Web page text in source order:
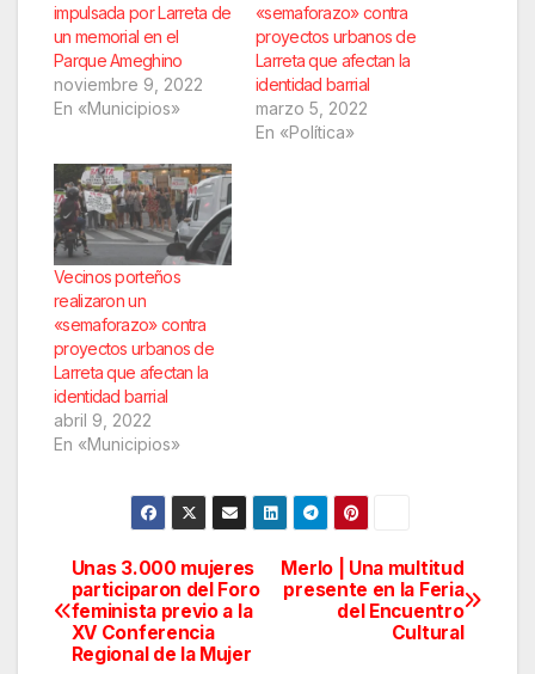
impulsada por Larreta de
un memorial en el
Parque Ameghino
noviembre 9, 2022
En «Municipios»
«semaforazo» contra
proyectos urbanos de
Larreta que afectan la
identidad barrial
marzo 5, 2022
En «Política»
Vecinos porteños
realizaron un
«semaforazo» contra
proyectos urbanos de
Larreta que afectan la
identidad barrial
abril 9, 2022
En «Municipios»
Navegación
de
Merlo | Una multitud
presente en la Feria
del Encuentro
Cultural
Unas 3.000 mujeres
participaron del Foro
feminista previo a la
XV Conferencia
Regional de la Mujer